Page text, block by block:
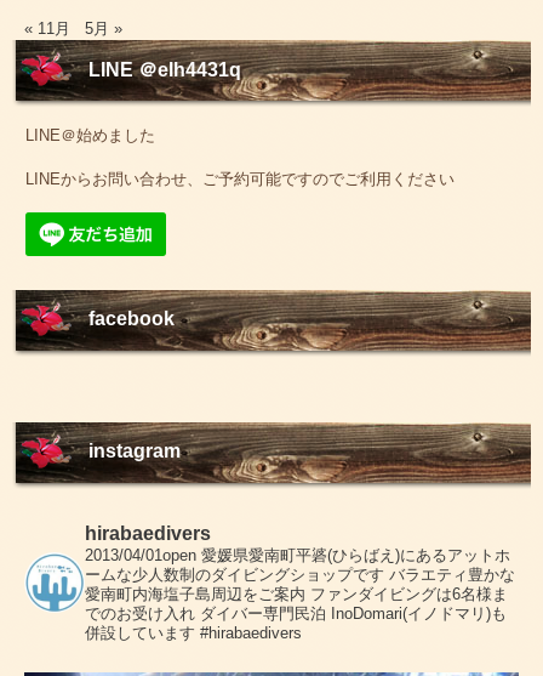
« 11月 5月 »
LINE ＠elh4431q
LINE＠始めました
LINEからお問い合わせ、ご予約可能ですのでご利用ください
facebook
instagram
hirabaedivers
2013/04/01open 愛媛県愛南町平碆(ひらばえ)にあるアットホ
ームな少人数制のダイビングショップです バラエティ豊かな
愛南町内海塩子島周辺をご案内 ファンダイビングは6名様ま
でのお受け入れ ダイバー専門民泊 InoDomari(イノドマリ)も
併設しています #hirabaedivers